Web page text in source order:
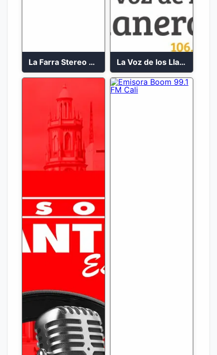
La Farra Stereo 2023 La Voz de los Llaneros en vivo 106.3 FM